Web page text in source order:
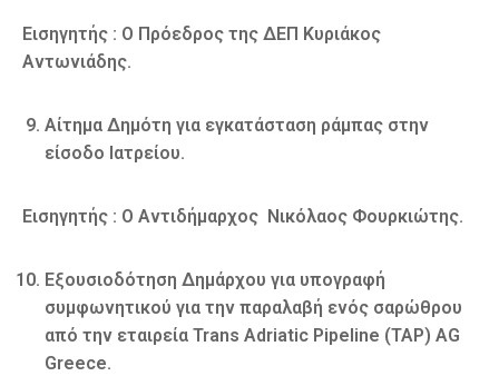
Εισηγητής : Ο Πρόεδρος της ΔΕΠ Κυριάκος
Αντωνιάδης.
Αίτημα Δημότη για εγκατάσταση ράμπας στην
είσοδο Ιατρείου.
Εισηγητής : Ο Αντιδήμαρχος Νικόλαος Φουρκιώτης.
Εξουσιοδότηση Δημάρχου για υπογραφή
συμφωνητικού για την παραλαβή ενός σαρώθρου
από την εταιρεία Trans Adriatic Pipeline (TAP) AG
Greece.